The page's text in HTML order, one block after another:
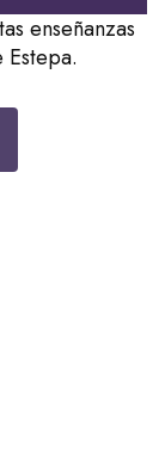
enseñanzas